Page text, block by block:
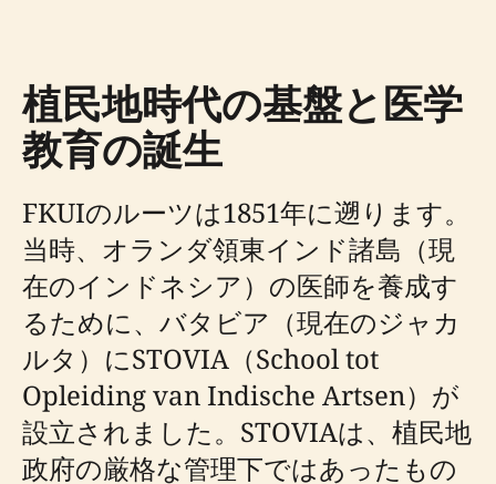
植民地時代の基盤と医学
教育の誕生
FKUIのルーツは1851年に遡ります。
当時、オランダ領東インド諸島（現
在のインドネシア）の医師を養成す
るために、バタビア（現在のジャカ
ルタ）にSTOVIA（School tot
Opleiding van Indische Artsen）が
設立されました。STOVIAは、植民地
政府の厳格な管理下ではあったもの